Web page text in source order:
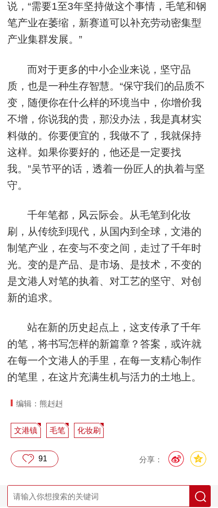
说，“需要1至3年坚持做这个事情，毛笔和钢
笔产业在萎缩，新赛道可以补充劳动密集型
产业集群发展。”
而对于更多的中小企业来说，坚守品
质，也是一种生存智慧。“保守我们的品质不
变，随便你在什么样的环境当中，你增价我
不增，你说我的贵，那没办法，我是真材实
料做的。你要便宜的，我做不了，我就保持
这样。如果你要好的，他还是一定要找
我。”吴节平的话，透着一份匠人的执着与坚
守。
千年笔都，风云际会。从毛笔到化妆
刷，从传统到现代，从国内到全球，文港的
制笔产业，在变与不变之间，走过了千年时
光。变的是产品、是市场、是技术，不变的
是文港人对笔的执着、对工艺的坚守、对创
新的追求。
站在新的历史起点上，这支传承了千年
的笔，将书写怎样的新篇章？答案，或许就
在每一个文港人的手里，在每一支精心制作
的笔里，在这片充满生机与活力的土地上。
编辑：熊赳赳
文港镇 毛笔 化妆刷
分享：
91